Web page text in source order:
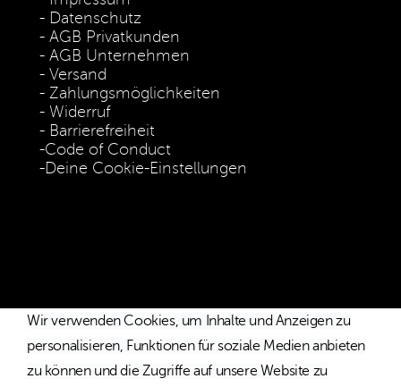
Datenschutz
AGB Privatkunden
AGB Unternehmen
Versand
Zahlungsmöglichkeiten
Widerruf
Barrierefreiheit
Code of Conduct
Deine Cookie-Einstellungen
Wir verwenden Cookies, um Inhalte und Anzeigen zu
personalisieren, Funktionen für soziale Medien anbieten
zu können und die Zugriffe auf unsere Website zu